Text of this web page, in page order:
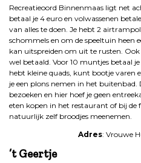
Recreatieoord Binnenmaas ligt net
betaal je 4 euro en volwassenen
van alles te doen. Je hebt 2
schommels en om de speeltuin heen
kan uitspreiden om uit te rusten. Ook
wel betaald. Voor 10 muntjes betaal
hebt kleine quads, kunt bootje varen
je een plons nemen in het buitenbad.
bezoeken en hier hoef je geen
eten kopen in het restaurant of bij de
natuurlijk zelf broodjes meenemen.
Adres: Vrouwe
’t Geertje